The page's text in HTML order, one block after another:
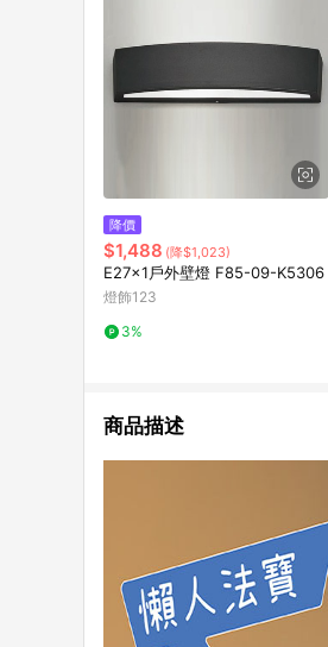
降價
$1,488 (降$1,023)
E27x1戶外壁燈 F85-09-K5306
燈飾123
3%
商品描述